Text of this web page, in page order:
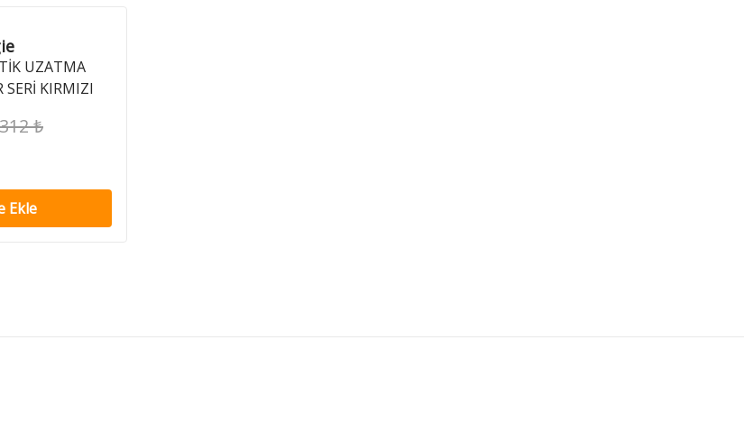
UZATMA
SERİ KIRMIZI
₺
Ekle